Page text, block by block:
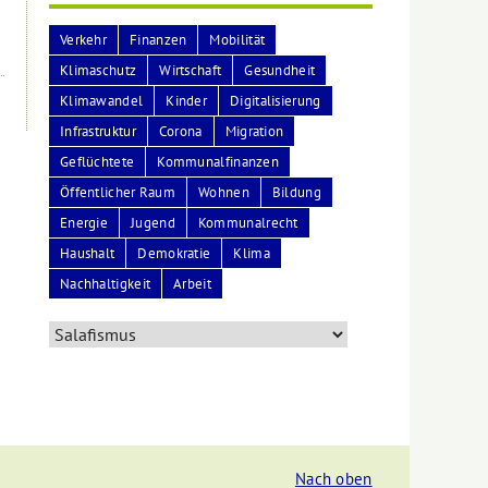
Verkehr Finanzen
Mobilität
Klimaschutz
Wirtschaft
Gesundheit
Klimawandel
Kinder
Digitalisierung
Infrastruktur
Corona
Migration
Geflüchtete
Kommunalfinanzen
Öffentlicher Raum
Wohnen
Bildung
Energie
Jugend
Kommunalrecht
Haushalt
Demokratie
Klima
Nachhaltigkeit
Arbeit
Nach oben